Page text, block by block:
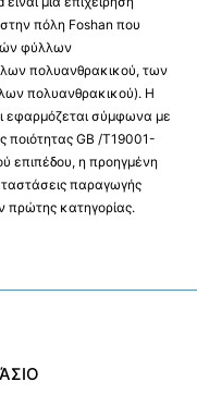
πόλη Foshan που
φύλλων
πολυανθρακικού, των
πολυανθρακικού). Η
εφαρμόζεται σύμφωνα με
ποιότητας GB /T19001-
επιπέδου, η προηγμένη
παραγωγής
πρώτης κατηγορίας.